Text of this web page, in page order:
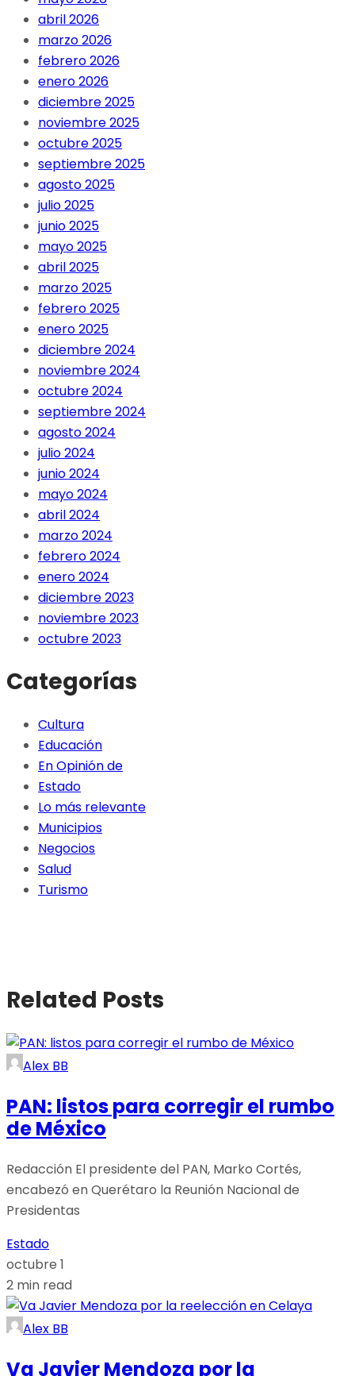
abril 2026
marzo 2026
febrero 2026
enero 2026
diciembre 2025
noviembre 2025
octubre 2025
septiembre 2025
agosto 2025
julio 2025
junio 2025
mayo 2025
abril 2025
marzo 2025
febrero 2025
enero 2025
diciembre 2024
noviembre 2024
octubre 2024
septiembre 2024
agosto 2024
julio 2024
junio 2024
mayo 2024
abril 2024
marzo 2024
febrero 2024
enero 2024
diciembre 2023
noviembre 2023
octubre 2023
Categorías
Cultura
Educación
En Opinión de
Estado
Lo más relevante
Municipios
Negocios
Salud
Turismo
Related Posts
Alex BB
PAN: listos para corregir el rumbo
de México
Redacción El presidente del PAN, Marko Cortés,
encabezó en Querétaro la Reunión Nacional de
Presidentas
Estado
octubre 1
2 min read
Alex BB
Va Javier Mendoza por la